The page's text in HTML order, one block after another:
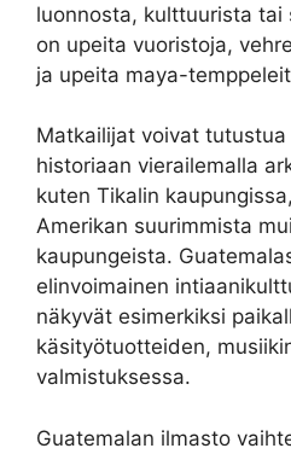
luonnosta, kulttuurista tai
on upeita vuoristoja,
ja upeita maya-
Matkailijat voivat
historiaan vierailemalla
kuten Tikalin
Amerikan suurimmista
kaupungeista.
elinvoimainen
näkyvät esimerkiksi
käsityötuotteiden,
valmistuksessa.
Guatemalan ilmasto